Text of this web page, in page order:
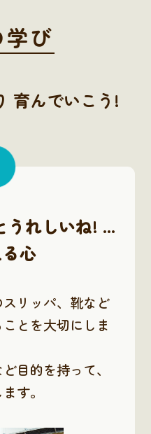
び
育んでいこう!
うれしいね! ...
心
リッパ、靴など
とを大切にしま
目的を持って、
す。